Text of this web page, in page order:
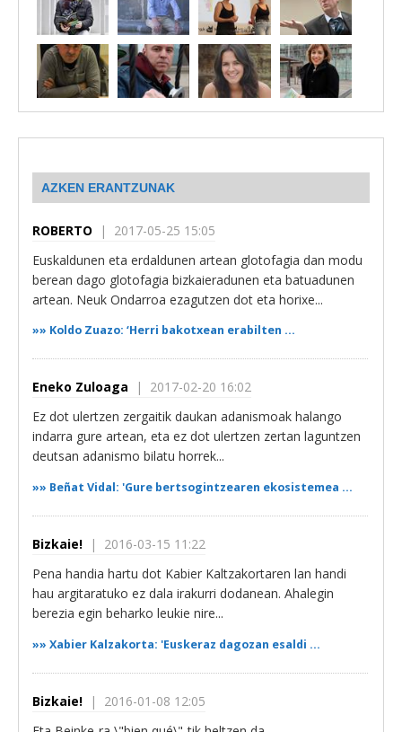
AZKEN ERANTZUNAK
ROBERTO | 2017-05-25 15:05
Euskaldunen eta erdaldunen artean glotofagia dan modu
berean dago glotofagia bizkaieradunen eta batuadunen
artean. Neuk Ondarroa ezagutzen dot eta horixe...
»» Koldo Zuazo: ‘Herri bakotxean erabilten ...
Eneko Zuloaga | 2017-02-20 16:02
Ez dot ulertzen zergaitik daukan adanismoak halango
indarra gure artean, eta ez dot ulertzen zertan laguntzen
deutsan adanismo bilatu horrek...
»» Beñat Vidal: 'Gure bertsogintzearen ekosistemea ...
Bizkaie! | 2016-03-15 11:22
Pena handia hartu dot Kabier Kaltzakortaren lan handi
hau argitaratuko ez dala irakurri dodanean. Ahalegin
berezia egin beharko leukie nire...
»» Xabier Kalzakorta: 'Euskeraz dagozan esaldi ...
Bizkaie! | 2016-01-08 12:05